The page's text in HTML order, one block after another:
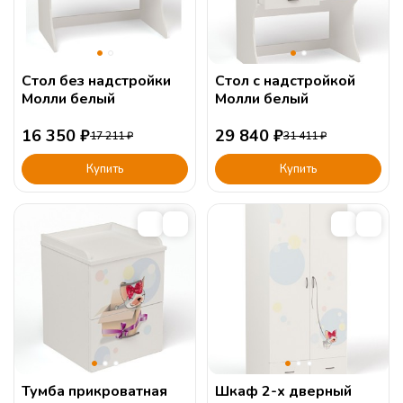
Стол без надстройки
Молли белый
16 350 ₽17 211₽
Купить
Стол с надстройкой
Молли белый
29 840 ₽31 411₽
Купить
Тумба прикроватная
Шкаф 2-х дверный